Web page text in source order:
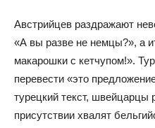
Австрийцев раздражают
«А вы разве не немцы?», а
макарошки с кетчупом!».
перевести «это
турецкий текст, швейцарцы
присутствии хвалят